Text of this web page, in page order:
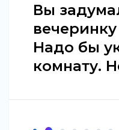
Вы
Надо бы
комнату.